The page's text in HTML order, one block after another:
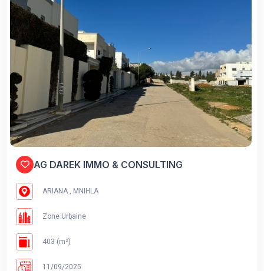
AG DAREK IMMO & CONSULTING
ARIANA , MNIHLA
Zone Urbaine
403 (m²)
11/09/2025